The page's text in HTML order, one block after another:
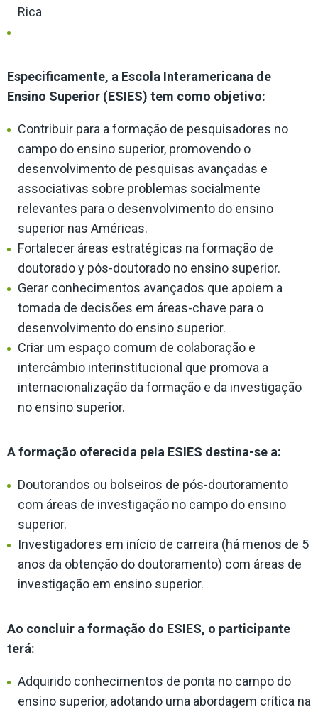
Rica
Especificamente, a Escola Interamericana de
Ensino Superior (ESIES) tem como objetivo:
Contribuir para a formação de pesquisadores no
campo do ensino superior, promovendo o
desenvolvimento de pesquisas avançadas e
associativas sobre problemas socialmente
relevantes para o desenvolvimento do ensino
superior nas Américas.
Fortalecer áreas estratégicas na formação de
doutorado y pós-doutorado no ensino superior.
Gerar conhecimentos avançados que apoiem a
tomada de decisões em áreas-chave para o
desenvolvimento do ensino superior.
Criar um espaço comum de colaboração e
intercâmbio interinstitucional que promova a
internacionalização da formação e da investigação
no ensino superior.
A formação oferecida pela ESIES destina-se a:
Doutorandos ou bolseiros de pós-doutoramento
com áreas de investigação no campo do ensino
superior.
Investigadores em início de carreira (há menos de 5
anos da obtenção do doutoramento) com áreas de
investigação em ensino superior.
Ao concluir a formação do ESIES, o participante
terá:
Adquirido conhecimentos de ponta no campo do
ensino superior, adotando uma abordagem crítica na